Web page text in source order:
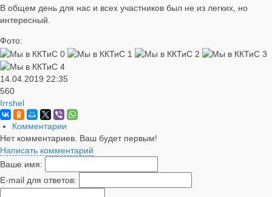
В общем день для нас и всех участников был не из легких, но
интересный.
Фото:
14.04.2019 22:35
560
Irrshel
Комментарии
Нет комментариев. Ваш будет первым!
Написать комментарий
Ваше имя:
E-mail для ответов: